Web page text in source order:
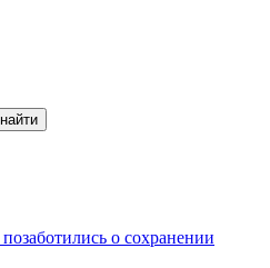
о сохранении